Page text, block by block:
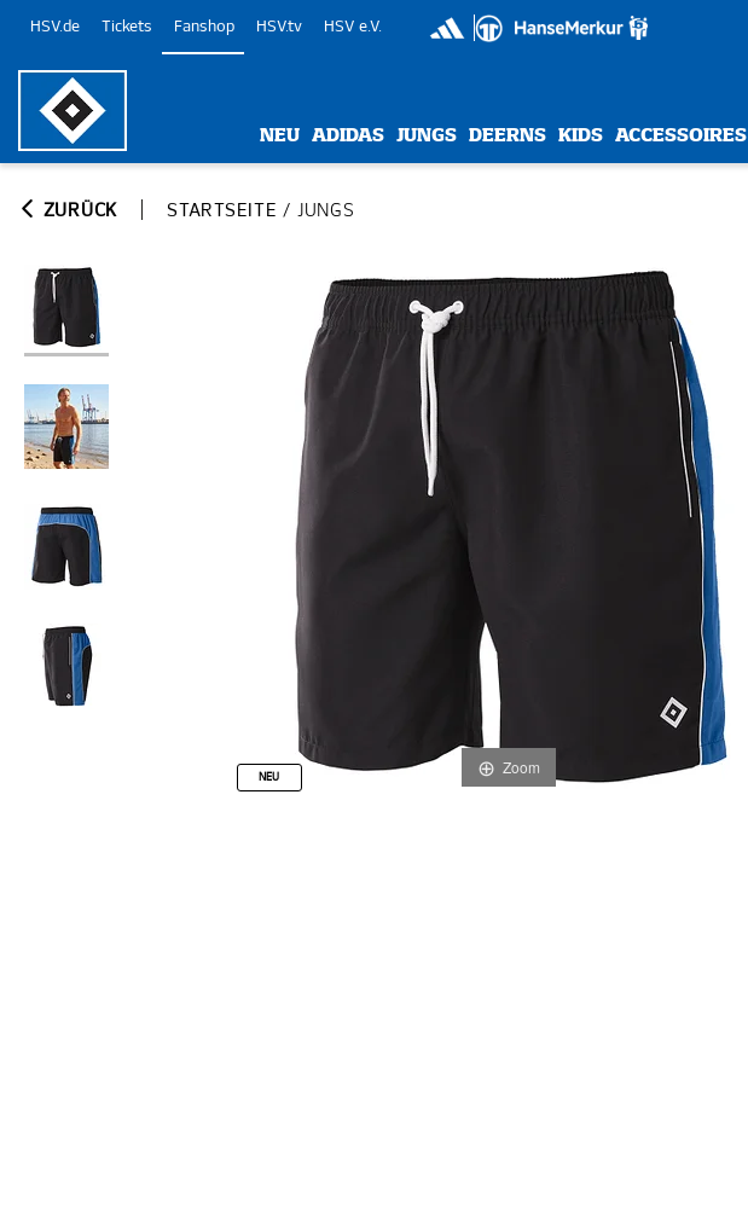
HSV.de Tickets Fanshop HSV.tv HSV e.V.
NEU ADIDAS JUNGS DEERNS KIDS ACCESSOIRES
ZURÜCK STARTSEITE / JUNGS
Zoom
NEU